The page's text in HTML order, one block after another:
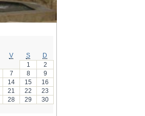
V S
D
1
2
7 8
9
14 15
16
21 22
23
28 29
30